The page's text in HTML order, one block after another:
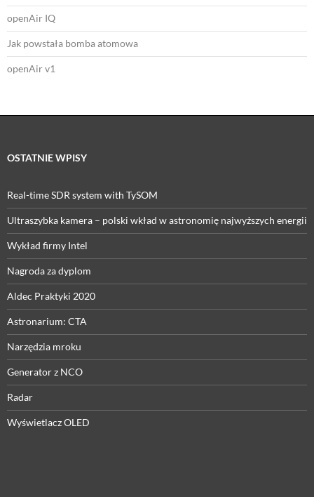
openAir IQ
Jak powstała bomba atomowa
openAir v1
OSTATNIE WPISY
Real-time SDR system with TySOM
Ultraszybka kamera – polski wkład w astronomię najwyższych energii
Wykład firmy Intel
Nagroda za dyplom
Aldec Praktyki 2020
Astronarium: CTA
Narzędzia mroku
Generator z NCO
Radar
Wyświetlacz OLED